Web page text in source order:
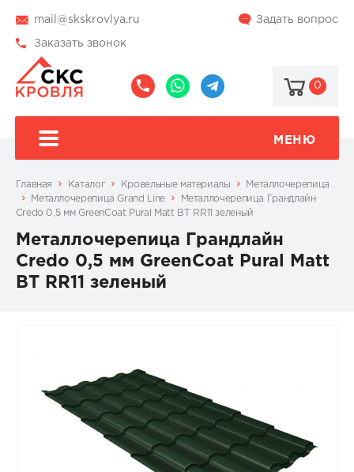
mail@skskrovlya.ru Задать вопрос
Заказать звонок
0
МЕНЮ
Главная Каталог Кровельные материалы
Металлочерепица
Металлочерепица Grand Line
Металлочерепица Грандлайн
Credo 0,5 мм GreenCoat Pural Matt BT RR11 зеленый
Металлочерепица Грандлайн
Credo 0,5 мм GreenCoat Pural Matt
BT RR11 зеленый